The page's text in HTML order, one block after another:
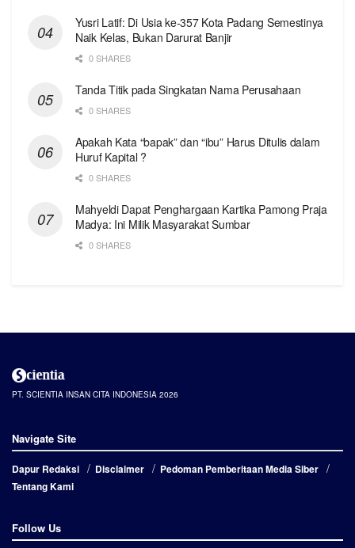
Yusri Latif: Di Usia ke-357 Kota Padang Semestinya
Naik Kelas, Bukan Darurat Banjir
0 SHARES
Tanda Titik pada Singkatan Nama Perusahaan
0 SHARES
Apakah Kata “bapak” dan “ibu” Harus Ditulis dalam
Huruf Kapital ?
0 SHARES
Mahyeldi Dapat Penghargaan Kartika Pamong Praja
Madya: Ini Milik Masyarakat Sumbar
0 SHARES
PT. SCIENTIA INSAN CITA INDONESIA 2026
Navigate Site
Dapur Redaksi Disclaimer
Pedoman Pemberitaan Media Siber
Tentang Kami
Follow Us